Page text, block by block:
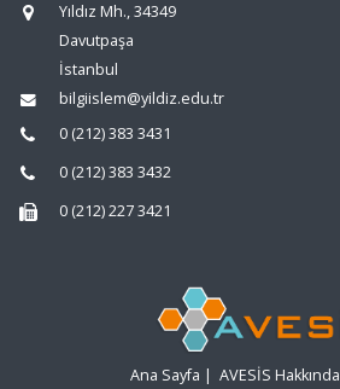
Yıldız Mh., 34349
Davutpaşa
İstanbul
bilgiislem@yildiz.edu.tr
0 (212) 383 3431
0 (212) 383 3432
0 (212) 227 3421
Ana Sayfa | AVESİS Hakkında